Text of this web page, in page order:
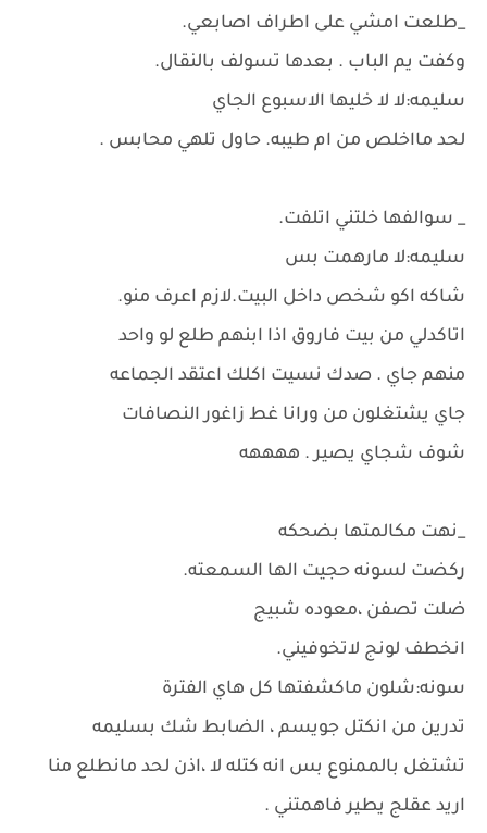
_طلعت امشي على اطراف اصابعي.
وكفت يم الباب . بعدها تسولف بالنقال.
سليمه:لا لا خليها الاسبوع الجاي
لحد مااخلص من ام طيبه. حاول تلهي محابس .
_ سوالفها خلتني اتلفت.
سليمه:لا مارهمت بس
شاكه اكو شخص داخل البيت.لازم اعرف منو.
اتاكدلي من بيت فاروق اذا ابنهم طلع لو واحد
منهم جاي . صدك نسيت اكلك اعتقد الجماعه
جاي يشتغلون من ورانا غط زاغور النصافات
شوف شجاي يصير . ههههه
_نهت مكالمتها بضحكه
ركضت لسونه حجيت الها السمعته.
ضلت تصفن ،معوده شبيج
انخطف لونج لاتخوفيني.
سونه:شلون ماكشفتها كل هاي الفترة
تدرين من انكتل جويسم ، الضابط شك بسليمه
تشتغل بالممنوع بس انه كتله لا ،اذن لحد مانطلع منا
اريد عقلج يطير فاهمتني .